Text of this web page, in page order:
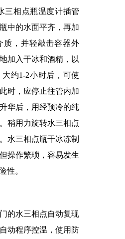
三相点瓶温度计插管
中的水面平齐，再加
质，并轻敲击容器外
加入干冰和酒精，以
约1-2小时后，可使
时，应停止往管内加
华后，用经预冷的纯
稍用力旋转水三相点
水三相点瓶干冰冻制
操作繁琐，容易发生
性。
的水三相点自动复现
动程序控温，使用防